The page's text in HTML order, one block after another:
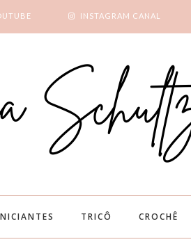
INSTAGRAM CANAL
TRICÔ CROCHÊ